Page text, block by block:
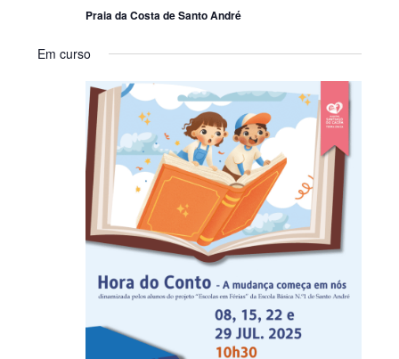
Praia da Costa de Santo André
Em curso